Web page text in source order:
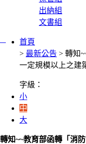
出納組
文書組
首頁
> 最新公告 > 轉知
一定規模以上之建
字級：
小
中
大
轉知~~教育部函轉「消